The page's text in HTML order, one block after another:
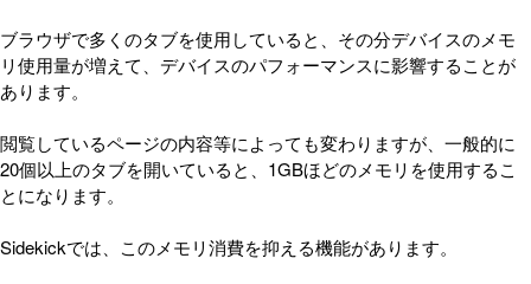
ブラウザで多くのタブを使用していると、その分デバイスのメモ
リ使用量が増えて、デバイスのパフォーマンスに影響することが
あります。
閲覧しているページの内容等によっても変わりますが、一般的に
20個以上のタブを開いていると、1GBほどのメモリを使用するこ
とになります。
Sidekickでは、このメモリ消費を抑える機能があります。